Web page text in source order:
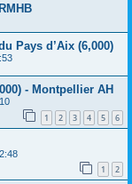
Pays d’Aix (6,000)
- Montpellier AH
1 2 3 4 5 6
1 2